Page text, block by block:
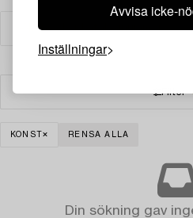
Avvisa icke-
Inställningar
Filter
KONST RENSA ALLA
Din sökning gav